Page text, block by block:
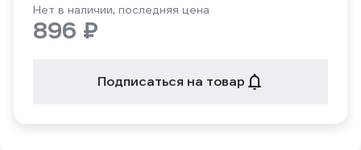
Нет в наличии, последняя цена
896 ₽
Подписаться на товар